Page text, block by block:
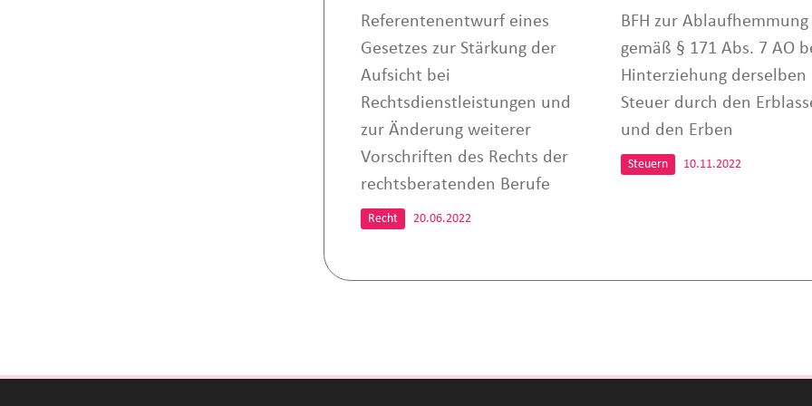
Referentenentwurf eines
Gesetzes zur Stärkung der
Aufsicht bei
Rechtsdienstleistungen und
zur Änderung weiterer
Vorschriften des Rechts der
rechtsberatenden Berufe
Recht 20.06.2022
BFH zur Ablaufhemmung
gemäß § 171 Abs. 7 AO
Hinterziehung derselben
Steuer durch den
und den Erben
Steuern 10.11.2022